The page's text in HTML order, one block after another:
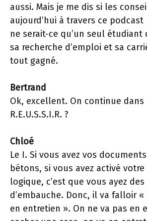
aussi. Mais je me dis si les
aujourd’hui à travers ce
ne serait-ce qu’un seul étudiant
sa recherche d’emploi et sa
tout gagné.
Bertrand
Ok, excellent. On continue dans
R.E.U.S.S.I.R. ?
Chloé
Le I. Si vous avez vos
bétons, si vous avez activé
logique, c’est que vous ayez
d’embauche. Donc, il va falloir
en entretien ». On ne va pas en